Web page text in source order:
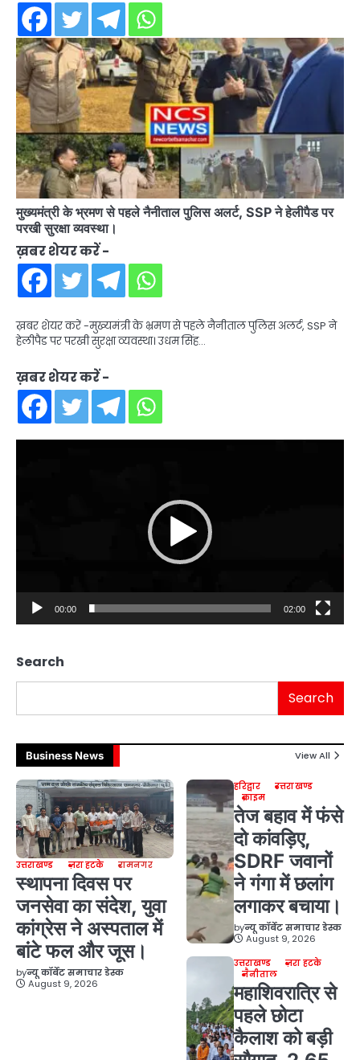
मुख्यमंत्री के भ्रमण से पहले नैनीताल पुलिस अलर्ट, SSP ने हेलीपैड पर
परखी सुरक्षा व्यवस्था।
ख़बर शेयर करें -
ख़बर शेयर करें -मुख्यमंत्री के भ्रमण से पहले नैनीताल पुलिस अलर्ट, SSP ने
हेलीपैड पर परखी सुरक्षा व्यवस्था। उधम सिंह…
ख़बर शेयर करें -
00:00 02:00
Search
Search
Business News View All
उत्तराखण्ड ज़रा हटके रामनगर
स्थापना दिवस पर
जनसेवा का संदेश, युवा
कांग्रेस ने अस्पताल में
बांटे फल और जूस।
byन्यू कॉर्बेट समाचार डेस्क
August 9, 2026
हरिद्वार
उत्तराखण्ड
क्राइम
तेज बहाव में फंसे
दो कांवड़िए,
SDRF जवानों
ने गंगा में छलांग
लगाकर बचाया।
byन्यू कॉर्बेट समाचार डेस्क
August 9, 2026
उत्तराखण्ड
ज़रा हटके
नैनीताल
महाशिवरात्रि से
पहले छोटा
कैलाश को बड़ी